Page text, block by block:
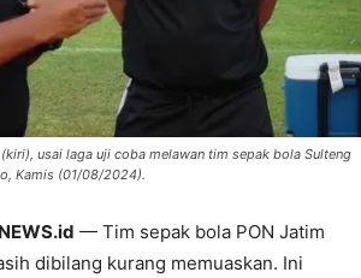
usai laga uji coba melawan tim sepak bola Sulteng
Kamis (01/08/2024).
— Tim sepak bola PON Jatim
dibilang kurang memuaskan. Ini